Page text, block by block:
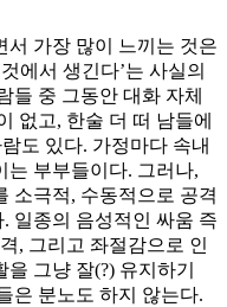
서 가장 많이 느끼는 것은
에서 생긴다’는 사실의
들 중 그동안 대화 자체
없고, 한술 더 떠 남들에
도 있다. 가정마다 속내
는 부부들이다. 그러나,
소극적, 수동적으로 공격
일종의 음성적인 싸움 즉
, 그리고 좌절감으로 인
그냥 잘(?) 유지하기
은 분노도 하지 않는다.